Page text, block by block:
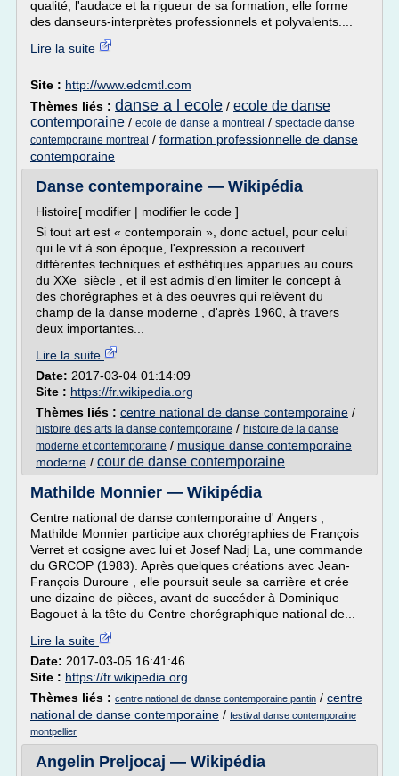
qualité, l'audace et la rigueur de sa formation, elle forme
des danseurs-interprètes professionnels et polyvalents....
Lire la suite
Site : http://www.edcmtl.com
Thèmes liés : danse a l ecole / ecole de danse
contemporaine / ecole de danse a montreal / spectacle danse
contemporaine montreal / formation professionnelle de danse
contemporaine
Danse contemporaine — Wikipédia
Histoire[ modifier | modifier le code ]
Si tout art est « contemporain », donc actuel, pour celui
qui le vit à son époque, l'expression a recouvert
différentes techniques et esthétiques apparues au cours
du XXe siècle , et il est admis d'en limiter le concept à
des chorégraphes et à des oeuvres qui relèvent du
champ de la danse moderne , d'après 1960, à travers
deux importantes...
Lire la suite
Date: 2017-03-04 01:14:09
Site : https://fr.wikipedia.org
Thèmes liés : centre national de danse contemporaine /
histoire des arts la danse contemporaine / histoire de la danse
moderne et contemporaine / musique danse contemporaine
moderne / cour de danse contemporaine
Mathilde Monnier — Wikipédia
Centre national de danse contemporaine d' Angers ,
Mathilde Monnier participe aux chorégraphies de François
Verret et cosigne avec lui et Josef Nadj La, une commande
du GRCOP (1983). Après quelques créations avec Jean-
François Duroure , elle poursuit seule sa carrière et crée
une dizaine de pièces, avant de succéder à Dominique
Bagouet à la tête du Centre chorégraphique national de...
Lire la suite
Date: 2017-03-05 16:41:46
Site : https://fr.wikipedia.org
Thèmes liés : centre national de danse contemporaine pantin / centre
national de danse contemporaine / festival danse contemporaine
montpellier
Angelin Preljocaj — Wikipédia